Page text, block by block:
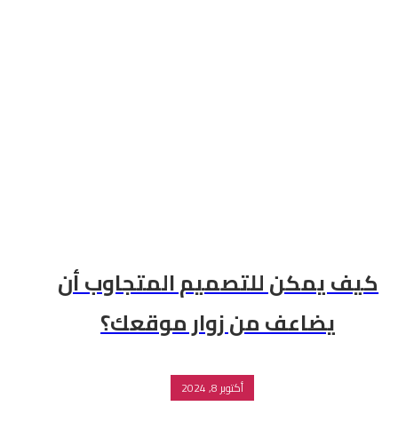
كيف يمكن للتصميم المتجاوب أن
يضاعف من زوار موقعك؟
أكتوبر 8, 2024